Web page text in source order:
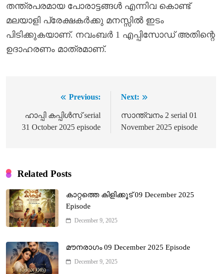
തന്ത്രപരമായ പോരാട്ടങ്ങൾ എന്നിവ കൊണ്ട്
മലയാളി പ്രേക്ഷകർക്കു മനസ്സിൽ ഇടം
പിടിക്കുകയാണ്. നവംബർ 1 എപ്പിസോഡ് അതിന്റെ
ഉദാഹരണം മാത്രമാണ്.
navigation
Previous:
ഹാപ്പി കപ്പിൾസ് serial
31 October 2025 episode
Next:
സാന്ത്വനം 2 serial 01
November 2025 episode
Related Posts
കാറ്റത്തെ കിളിക്കൂട് 09 December 2025
Episode
December 9, 2025
മൗനരാഗം 09 December 2025 Episode
December 9, 2025